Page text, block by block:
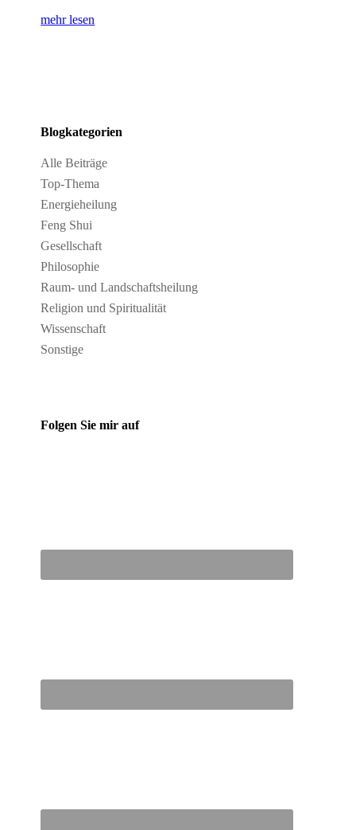
mehr lesen
Blogkategorien
Alle Beiträge
Top-Thema
Energieheilung
Feng Shui
Gesellschaft
Philosophie
Raum- und Landschaftsheilung
Religion und Spiritualität
Wissenschaft
Sonstige
Folgen Sie mir auf